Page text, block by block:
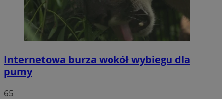
Internetowa burza wokół wybiegu dla
pumy
65